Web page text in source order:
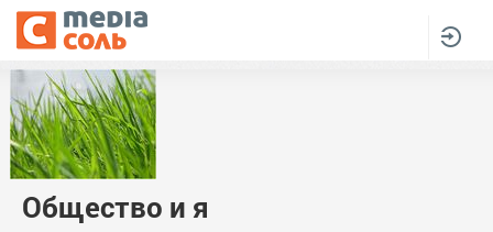
Общество и я